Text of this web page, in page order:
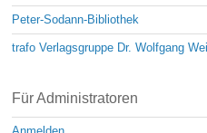
Peter-Sodann-Bibliothek
trafo Verlagsgruppe Dr. Wolfgang
Für Administratoren